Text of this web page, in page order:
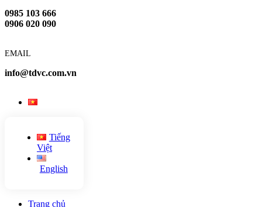
0985 103 666
0906 020 090
EMAIL
info@tdvc.com.vn
Tiếng
Việt
English
Trang chủ